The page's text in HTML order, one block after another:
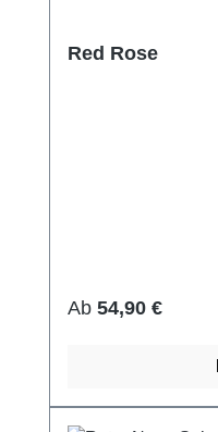
Red Rose
Regulärer Preis:
Ab 54,90 €